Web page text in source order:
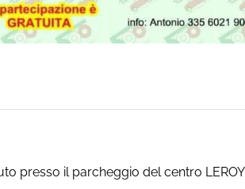
presso il parcheggio del centro LEROY